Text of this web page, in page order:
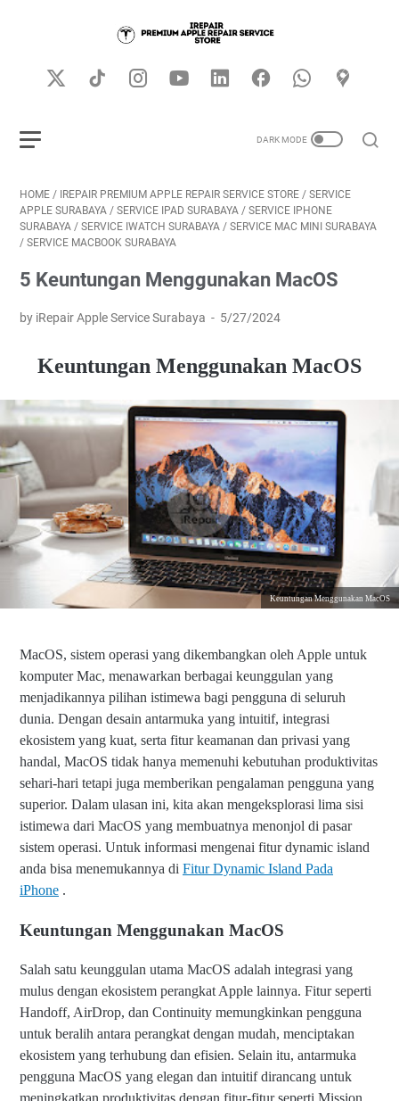
HOME / IREPAIR PREMIUM APPLE REPAIR SERVICE STORE / SERVICE
APPLE SURABAYA / SERVICE IPAD SURABAYA / SERVICE IPHONE
SURABAYA / SERVICE IWATCH SURABAYA / SERVICE MAC MINI SURABAYA
/ SERVICE MACBOOK SURABAYA
5 Keuntungan Menggunakan MacOS
by iRepair Apple Service Surabaya 5/27/2024
Keuntungan Menggunakan MacOS
Keuntungan Menggunakan MacOS
MacOS, sistem operasi yang dikembangkan oleh Apple untuk
komputer Mac, menawarkan berbagai keunggulan yang
menjadikannya pilihan istimewa bagi pengguna di seluruh
dunia. Dengan desain antarmuka yang intuitif, integrasi
ekosistem yang kuat, serta fitur keamanan dan privasi yang
handal, MacOS tidak hanya memenuhi kebutuhan produktivitas
sehari-hari tetapi juga memberikan pengalaman pengguna yang
superior. Dalam ulasan ini, kita akan mengeksplorasi lima sisi
istimewa dari MacOS yang membuatnya menonjol di pasar
sistem operasi. Untuk informasi mengenai fitur dynamic island
anda bisa menemukannya di Fitur Dynamic Island Pada
iPhone .
Keuntungan Menggunakan MacOS
Salah satu keunggulan utama MacOS adalah integrasi yang
mulus dengan ekosistem perangkat Apple lainnya. Fitur seperti
Handoff, AirDrop, dan Continuity memungkinkan pengguna
untuk beralih antara perangkat dengan mudah, menciptakan
ekosistem yang terhubung dan efisien. Selain itu, antarmuka
pengguna MacOS yang elegan dan intuitif dirancang untuk